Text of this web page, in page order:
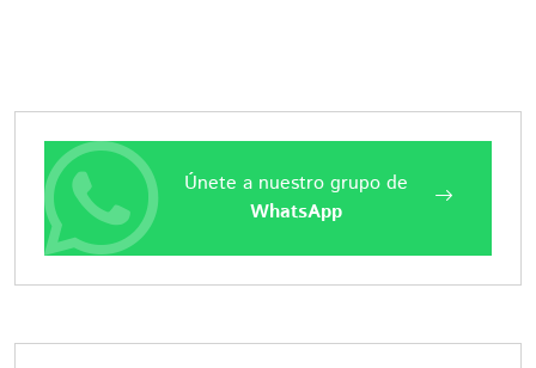
Únete a nuestro grupo de
WhatsApp